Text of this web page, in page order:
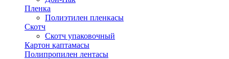
Пленка
Полиэтилен пленкасы
Скотч
Скотч упаковочный
Картон қаптамасы
Полипропилен лентасы